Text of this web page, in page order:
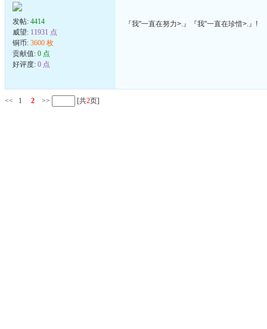
发帖: 4414
威望: 11931 点
铜币: 3600 枚
贡献值: 0 点
好评度: 0 点
『我"一直在努力>.』『我"一直在珍惜>.』!
<< 1 2 >> [共2页]